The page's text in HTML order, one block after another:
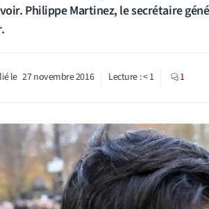
Philippe Martinez, le secrétaire
le 27 novembre 2016 Lecture :< 1 1